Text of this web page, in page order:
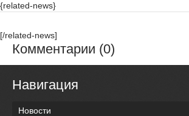
{related-news}
[/related-news]
Комментарии (0)
Навигация
Новости